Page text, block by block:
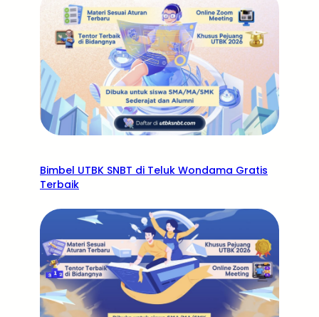
Bimbel UTBK SNBT di Teluk Wondama Gratis
Terbaik